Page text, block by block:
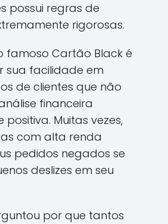
possui regras de
rigorosas.
famoso Cartão Black é
sua facilidade em
de clientes que não
financeira
Muitas vezes,
com alta renda
pedidos negados se
deslizes em seu
por que tantos